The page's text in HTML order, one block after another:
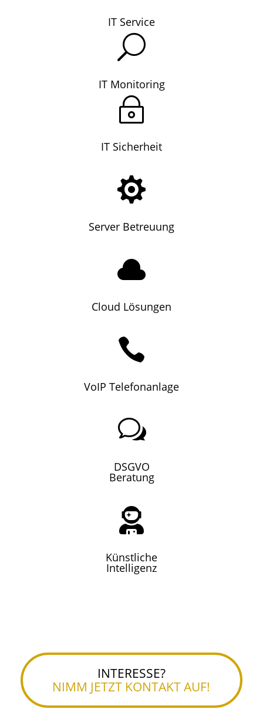
IT Service
U
IT Monitoring
~
IT Sicherheit

Server Betreuung

Cloud Lösungen

VoIP Telefonanlage
w
DSGVO
Beratung

Künstliche
Intelligenz
INTERESSE?
NIMM JETZT KONTAKT AUF!